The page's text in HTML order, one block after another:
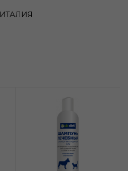
ИТАЛИЯ